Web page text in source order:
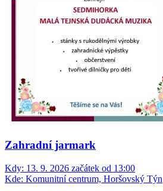
Zahradní jarmark
Kdy: 13. 9. 2026 začátek od 13:00
Kde: Komunitní centrum, Horšovský Týn